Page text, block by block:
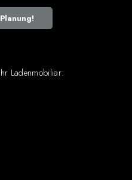
Ladenmobiliar: